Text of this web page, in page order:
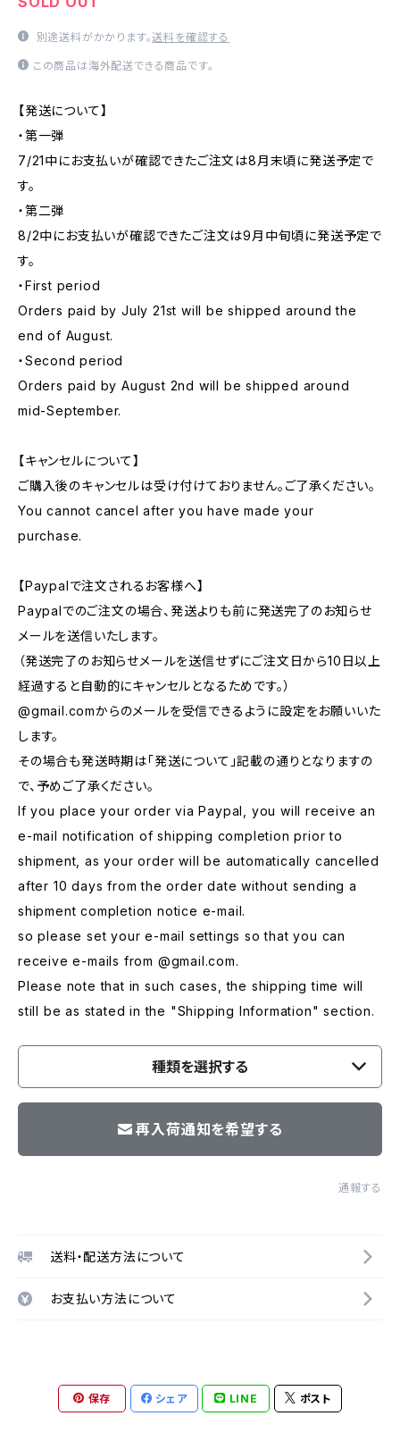
別途送料がかかります。送料を確認する
この商品は海外配送できる商品です。
【発送について】
・第一弾
7/21中にお支払いが確認できたご注文は8月末頃に発送予定で
す。
・第二弾
8/2中にお支払いが確認できたご注文は9月中旬頃に発送予定で
す。
・First period
Orders paid by July 21st will be shipped around the
end of August.
・Second period
Orders paid by August 2nd will be shipped around
mid-September.
【キャンセルについて】
ご購入後のキャンセルは受け付けておりません。ご了承ください。
You cannot cancel after you have made your
purchase.
【Paypalで注文されるお客様へ】
Paypalでのご注文の場合、発送よりも前に発送完了のお知らせ
メールを送信いたします。
（発送完了のお知らせメールを送信せずにご注文日から10日以上
経過すると自動的にキャンセルとなるためです。）
@gmail.comからのメールを受信できるように設定をお願いいた
します。
その場合も発送時期は「発送について」記載の通りとなりますの
で、予めご了承ください。
If you place your order via Paypal, you will receive an
e-mail notification of shipping completion prior to
shipment, as your order will be automatically cancelled
after 10 days from the order date without sending a
shipment completion notice e-mail.
so please set your e-mail settings so that you can
receive e-mails from @gmail.com.
Please note that in such cases, the shipping time will
still be as stated in the "Shipping Information" section.
種類を選択する
再入荷通知を希望する
通報する
送料・配送方法について
お支払い方法について
保存 シェア LINE ポスト